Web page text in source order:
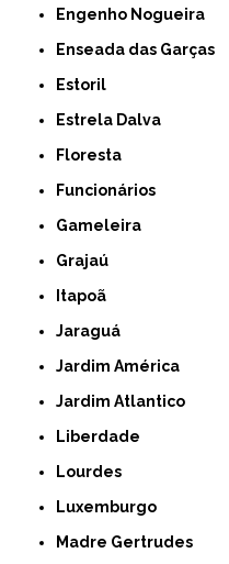
Engenho Nogueira
Enseada das Garças
Estoril
Estrela Dalva
Floresta
Funcionários
Gameleira
Grajaú
Itapoã
Jaraguá
Jardim América
Jardim Atlantico
Liberdade
Lourdes
Luxemburgo
Madre Gertrudes